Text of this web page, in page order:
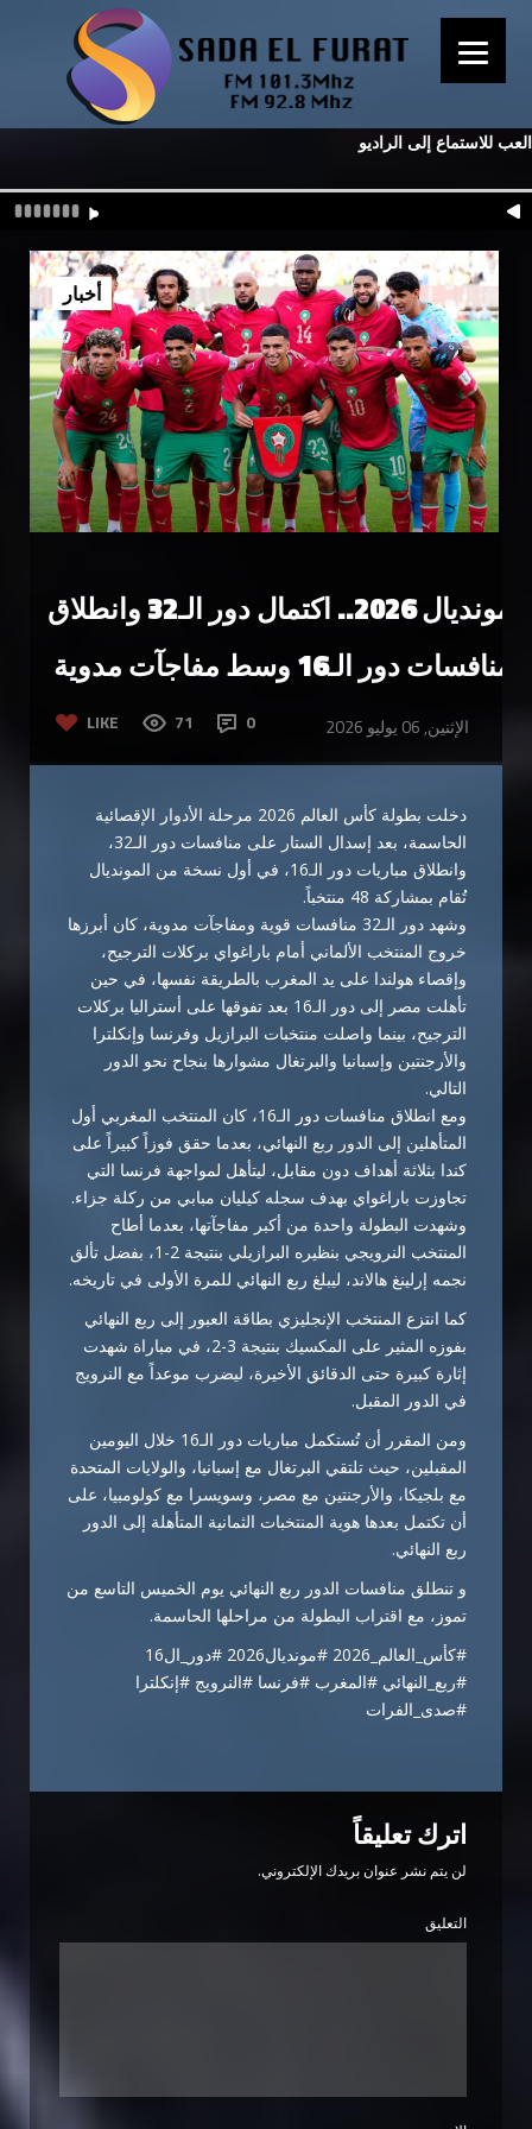
العب للاستماع إلى الراديو
مونديال 2026.. اكتمال دور الـ32 وانطلاق
منافسات دور الـ16 وسط مفاجآت مدوية
LIKE 71 0 الإثنين, 06 يوليو 2026
أخبار
دخلت بطولة كأس العالم 2026 مرحلة الأدوار الإقصائية
الحاسمة، بعد إسدال الستار على منافسات دور الـ32،
وانطلاق مباريات دور الـ16، في أول نسخة من المونديال
تُقام بمشاركة 48 منتخباً.
وشهد دور الـ32 منافسات قوية ومفاجآت مدوية، كان أبرزها
خروج المنتخب الألماني أمام باراغواي بركلات الترجيح،
وإقصاء هولندا على يد المغرب بالطريقة نفسها، في حين
تأهلت مصر إلى دور الـ16 بعد تفوقها على أستراليا بركلات
الترجيح، بينما واصلت منتخبات البرازيل وفرنسا وإنكلترا
والأرجنتين وإسبانيا والبرتغال مشوارها بنجاح نحو الدور
التالي.
ومع انطلاق منافسات دور الـ16، كان المنتخب المغربي أول
المتأهلين إلى الدور ربع النهائي، بعدما حقق فوزاً كبيراً على
كندا بثلاثة أهداف دون مقابل، ليتأهل لمواجهة فرنسا التي
تجاوزت باراغواي بهدف سجله كيليان مبابي من ركلة جزاء.
وشهدت البطولة واحدة من أكبر مفاجآتها، بعدما أطاح
المنتخب النرويجي بنظيره البرازيلي بنتيجة 2-1، بفضل تألق
نجمه إرلينغ هالاند، ليبلغ ربع النهائي للمرة الأولى في تاريخه.
كما انتزع المنتخب الإنجليزي بطاقة العبور إلى ربع النهائي
بفوزه المثير على المكسيك بنتيجة 3-2، في مباراة شهدت
إثارة كبيرة حتى الدقائق الأخيرة، ليضرب موعداً مع النرويج
في الدور المقبل.
ومن المقرر أن تُستكمل مباريات دور الـ16 خلال اليومين
المقبلين، حيث تلتقي البرتغال مع إسبانيا، والولايات المتحدة
مع بلجيكا، والأرجنتين مع مصر، وسويسرا مع كولومبيا، على
أن تكتمل بعدها هوية المنتخبات الثمانية المتأهلة إلى الدور
ربع النهائي.
و تنطلق منافسات الدور ربع النهائي يوم الخميس التاسع من
تموز، مع اقتراب البطولة من مراحلها الحاسمة.
#كأس_العالم_2026 #مونديال2026 #دور_ال16
#ربع_النهائي #المغرب #فرنسا #النرويج #إنكلترا
#صدى_الفرات
اترك تعليقاً
لن يتم نشر عنوان بريدك الإلكتروني.
التعليق